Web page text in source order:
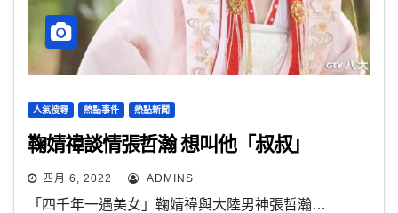
人氣搜尋 熱點事件 熱點新聞
鞠婧禕談情張哲瀚 想叫他「叔叔」
四月 6, 2022 ADMINS
「四千年一遇美女」鞠婧禕與大陸男神張哲瀚…